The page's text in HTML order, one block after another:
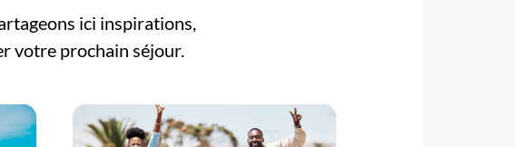
ici inspirations,
votre prochain séjour.